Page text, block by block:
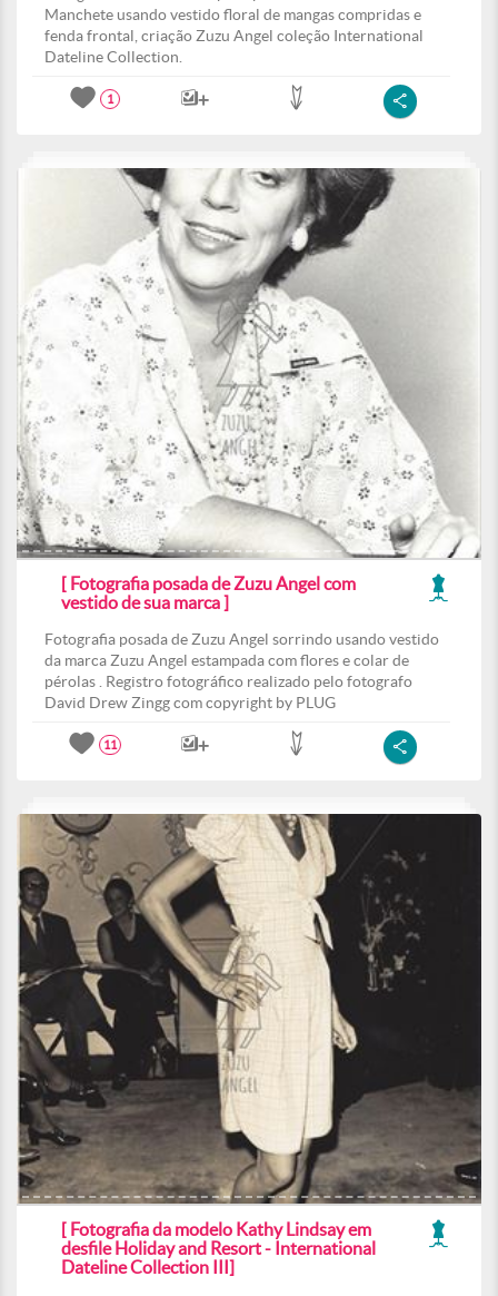
Manchete usando vestido floral de mangas compridas e
fenda frontal, criação Zuzu Angel coleção International
Dateline Collection.
1
[ Fotografia posada de Zuzu Angel com
vestido de sua marca ]
Fotografia posada de Zuzu Angel sorrindo usando vestido
da marca Zuzu Angel estampada com flores e colar de
pérolas . Registro fotográfico realizado pelo fotografo
David Drew Zingg com copyright by PLUG
11
[ Fotografia da modelo Kathy Lindsay em
desfile Holiday and Resort - International
Dateline Collection III]